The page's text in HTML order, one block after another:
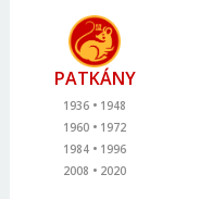
PATKÁNY
1936
1948
1960
1972
1984
1996
2008
2020